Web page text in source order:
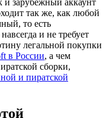
так же, как любой
то есть
и не требует
легальной покупки
в России, а чем
сборки,
и пиратской